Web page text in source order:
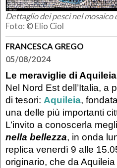
Dettaglio dei pesci nel mosaico
Foto: © Elio Ciol
FRANCESCA GREGO
05/08/2024
Le meraviglie di
Nel Nord Est dell’Italia, a
di tesori: Aquileia,
una delle più importanti
L’invito a conoscerla
nella bellezza, in onda
replica venerdì 9 alle
originario, che da